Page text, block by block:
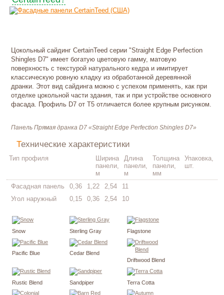
Цокольный сайдинг CertainTeed серии "Straight Edge Perfection
Shingles D7" имеет богатую цветовую гамму, матовую
поверхность с текстурой натурального кедра и имитирует
классическую ровную кладку из обработанной деревянной
дранки. Этот вид сайдинга можно с успехом применять, как при
отделке цокольной части здания, так и при устройстве основного
фасада. Профиль D7 от T5 отличается более крупным рисунком.
Панель Прямая дранка D7 «Straight Edge Perfection Shingles D7»
Технические характеристики
Тип профиля
Ширина
панели,
м
Длина
панели,
м
Толщина
панели,
мм
Упаковка,
шт.
Фасадная панель 0,36 1,22 2,54
11
Угол наружный
0,15 0,36 2,54 10
Snow Sterling Gray Flagstone
Pacific Blue
Cedar Blend
Driftwood Blend
Rustic Blend Sandpiper Terra Cotta